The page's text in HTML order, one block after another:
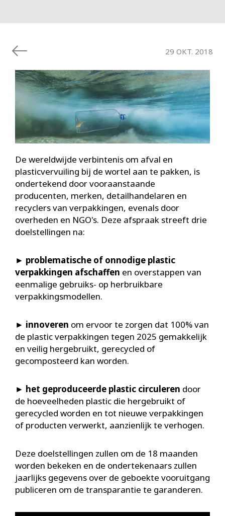
29 OKT. 2018
De wereldwijde verbintenis om afval en
plasticvervuiling bij de wortel aan te pakken, is
ondertekend door vooraanstaande
producenten, merken, detailhandelaren en
recyclers van verpakkingen, evenals door
overheden en NGO's. Deze afspraak streeft drie
doelstellingen na:
► problematische of onnodige plastic
verpakkingen afschaffen en overstappen van
eenmalige gebruiks- op herbruikbare
verpakkingsmodellen.
► innoveren om ervoor te zorgen dat 100% van
de plastic verpakkingen tegen 2025 gemakkelijk
en veilig hergebruikt, gerecycled of
gecomposteerd kan worden.
► het geproduceerde plastic circuleren door
de hoeveelheden plastic die hergebruikt of
gerecycled worden en tot nieuwe verpakkingen
of producten verwerkt, aanzienlijk te verhogen.
Deze doelstellingen zullen om de 18 maanden
worden bekeken en de ondertekenaars zullen
jaarlijks gegevens over de geboekte vooruitgang
publiceren om de transparantie te garanderen.